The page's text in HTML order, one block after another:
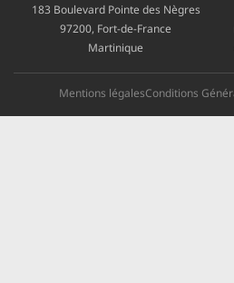
183 Boulevard Pointe des Nègres
97200, Fort-de-France
Martinique
Mentions légalesConditions